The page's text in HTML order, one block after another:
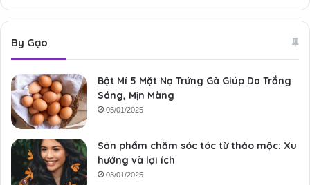
By Gạo
Bật Mí 5 Mặt Nạ Trứng Gà Giúp Da Trắng
Sáng, Mịn Màng
05/01/2025
Sản phẩm chăm sóc tóc từ thảo mộc: Xu
hướng và lợi ích
03/01/2025